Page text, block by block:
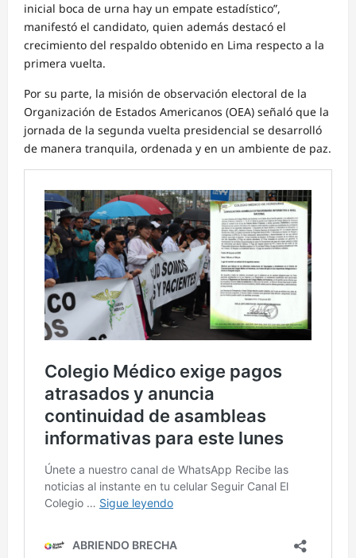
inicial boca de urna hay un empate estadístico”,
manifestó el candidato, quien además destacó el
crecimiento del respaldo obtenido en Lima respecto a la
primera vuelta.
Por su parte, la misión de observación electoral de la
Organización de Estados Americanos (OEA) señaló que la
jornada de la segunda vuelta presidencial se desarrolló
de manera tranquila, ordenada y en un ambiente de paz.